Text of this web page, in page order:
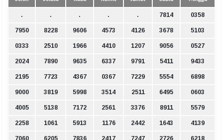
. . . . . 7814 0358
7950 8228 9606 4573 4126 3678 5103
0333 2510 1966 4410 1207 9056 0527
2024 7890 9635 6337 9791 5411 9433
2195 7723 4367 0367 7229 5554 6898
9000 3819 5998 3514 2511 6495 0603
4005 5138 7172 2561 3376 8911 5579
2258 1061 5913 1176 2442 1643 4139